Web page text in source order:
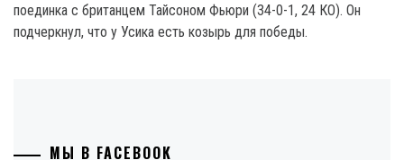
поединка с британцем Тайсоном Фьюри (34-0-1, 24 КО). Он
подчеркнул, что у Усика есть козырь для победы.
МЫ В FACEBOOK